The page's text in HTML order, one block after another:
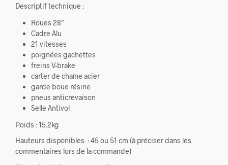
Descriptif technique :
Roues 28″
Cadre Alu
21 vitesses
poignées gachettes
freins V-brake
carter de chaîne acier
garde boue résine
pneus anticrevaison
Selle Antivol
Poids : 15.2kg
Hauteurs disponibles : 45 ou 51 cm (à préciser dans les
commentaires lors de la commande)